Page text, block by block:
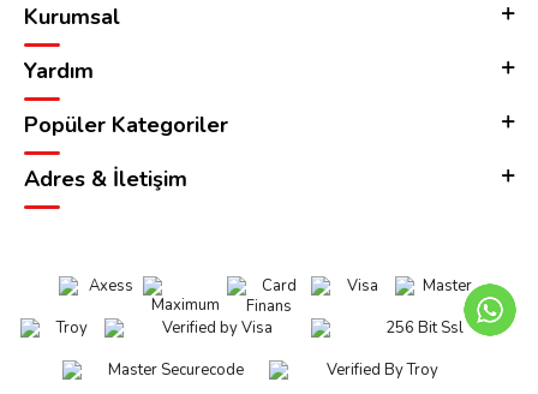
Kurumsal
Yardım
Popüler Kategoriler
Adres & İletişim